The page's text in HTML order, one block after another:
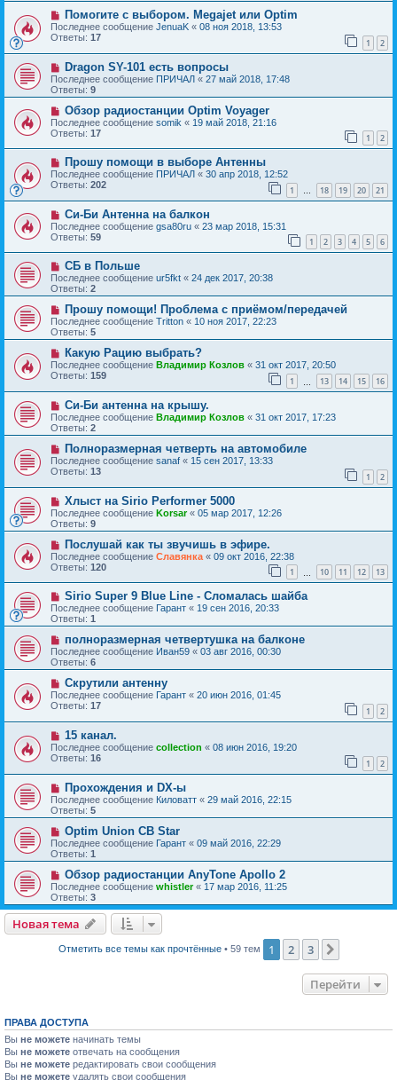
Помогите с выбором. Megajet или Optim
Последнее сообщение JenuaK « 08 ноя 2018, 13:53
Ответы: 17 1 2
Dragon SY-101 есть вопросы
Последнее сообщение ПРИЧАЛ « 27 май 2018, 17:48
Ответы: 9
Обзор радиостанции Optim Voyager
Последнее сообщение somik « 19 май 2018, 21:16
Ответы: 17 1 2
Прошу помощи в выборе Антенны
Последнее сообщение ПРИЧАЛ « 30 апр 2018, 12:52
Ответы: 202 1 … 18 19 20 21
Си-Би Антенна на балкон
Последнее сообщение gsa80ru « 23 мар 2018, 15:31
Ответы: 59 1 2 3 4 5 6
СБ в Польше
Последнее сообщение ur5fkt « 24 дек 2017, 20:38
Ответы: 2
Прошу помощи! Проблема с приёмом/передачей
Последнее сообщение Tritton « 10 ноя 2017, 22:23
Ответы: 5
Какую Рацию выбрать?
Последнее сообщение Владимир Козлов « 31 окт 2017, 20:50
Ответы: 159 1 13 14 15 16
Си-Би антенна на крышу.
Последнее сообщение Владимир Козлов « 31 окт 2017, 17:23
Ответы: 2
Полноразмерная четверть на автомобиле
Последнее сообщение sanaf « 15 сен 2017, 13:33
Ответы: 13 1 2
Хлыст на Sirio Performer 5000
Последнее сообщение Korsar« 05 мар 2017, 12:26
Ответы: 9
Послушай как ты звучишь в эфире.
Последнее сообщение Славянка « 09 окт 2016, 22:38
Ответы: 120 1 10 11 12 13
Sirio Super 9 Blue Line - Сломалась шайба
Последнее сообщение Гарант « 19 сен 2016, 20:33
Ответы: 1
полноразмерная четвертушка на балконе
Последнее сообщение Иван59 « 03 авг 2016, 00:30
Ответы: 6
Скрутили антенну
Последнее сообщение Гарант « 20 июн 2016, 01:45
Ответы: 17 1 2
15 канал.
Последнее сообщение collection « 08 июн 2016, 19:20
Ответы: 16 1 2
Прохождения и DX-ы
Последнее сообщение Киловатт « 29 май 2016, 22:15
Ответы: 5
Optim Union CB Star
Последнее сообщение Гарант « 09 май 2016, 22:29
Ответы: 1
Обзор радиостанции AnyTone Apollo 2
Последнее сообщение whistler« 17 мар 2016, 11:25
Ответы: 3
Новая тема
Отметить все темы как прочтённые• 59 тем 1 2 3
Перейти
ПРАВА ДОСТУПА
Вы не можете начинать темы
Вы не можете отвечать на сообщения
Вы не можете редактировать свои сообщения
Вы не можете удалять свои сообщения